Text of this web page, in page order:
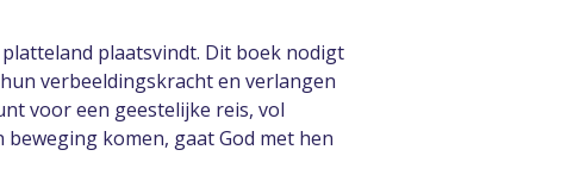
plaatsvindt. Dit boek nodigt
verbeeldingskracht en verlangen
voor een geestelijke reis, vol
komen, gaat God met hen